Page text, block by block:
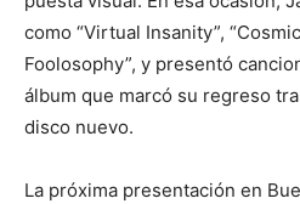
como “Virtual Insanity”,
Foolosophy”, y presentó
álbum que marcó su regreso
disco nuevo.
La próxima presentación en